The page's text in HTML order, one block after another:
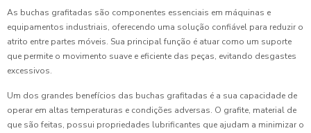
As buchas grafitadas são componentes essenciais em máquinas e
equipamentos industriais, oferecendo uma solução confiável para reduzir o
atrito entre partes móveis. Sua principal função é atuar como um suporte
que permite o movimento suave e eficiente das peças, evitando desgastes
excessivos.
Um dos grandes benefícios das buchas grafitadas é a sua capacidade de
operar em altas temperaturas e condições adversas. O grafite, material de
que são feitas, possui propriedades lubrificantes que ajudam a minimizar o